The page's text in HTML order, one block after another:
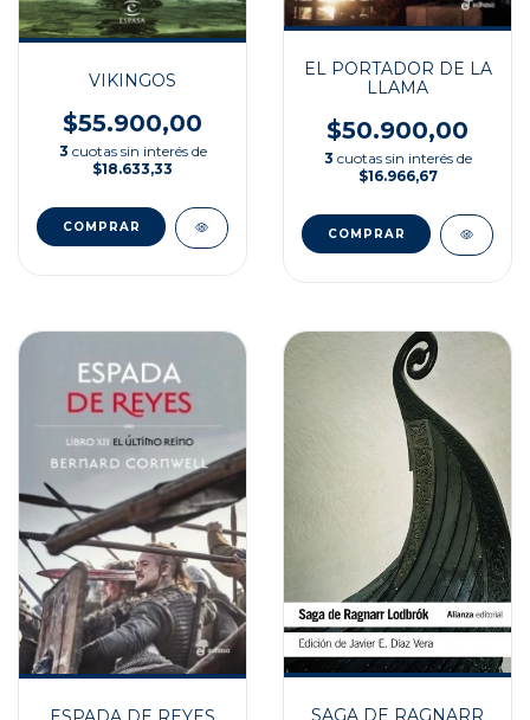
VIKINGOS
$55.900,00
3 cuotas sin interés de
$18.633,33
EL PORTADOR DE LA
LLAMA
$50.900,00
3 cuotas sin interés de
$16.966,67
SAGA DE RAGNARR